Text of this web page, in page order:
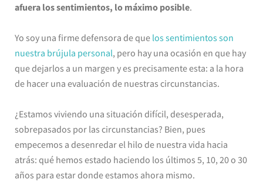
afuera los sentimientos, lo máximo posible.
Yo soy una firme defensora de que los sentimientos son
nuestra brújula personal, pero hay una ocasión en que hay
que dejarlos a un margen y es precisamente esta: a la hora
de hacer una evaluación de nuestras circunstancias.
¿Estamos viviendo una situación difícil, desesperada,
sobrepasados por las circunstancias? Bien, pues
empecemos a desenredar el hilo de nuestra vida hacia
atrás: qué hemos estado haciendo los últimos 5, 10, 20 o 30
años para estar donde estamos ahora mismo.